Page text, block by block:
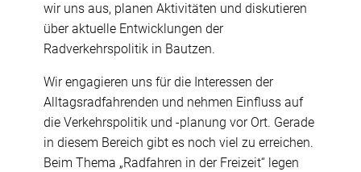
wir uns aus, planen Aktivitäten und diskutieren
über aktuelle Entwicklungen der
Radverkehrspolitik in Bautzen.
Wir engagieren uns für die Interessen der
Alltagsradfahrenden und nehmen Einfluss auf
die Verkehrspolitik und -planung vor Ort. Gerade
in diesem Bereich gibt es noch viel zu erreichen.
Beim Thema „Radfahren in der Freizeit“ legen